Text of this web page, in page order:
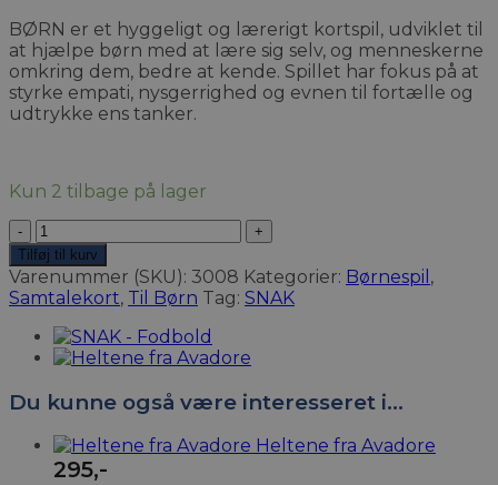
BØRN er et hyggeligt og lærerigt kortspil, udviklet til
at hjælpe børn med at lære sig selv, og menneskerne
omkring dem, bedre at kende. Spillet har fokus på at
styrke empati, nysgerrighed og evnen til fortælle og
udtrykke ens tanker.
Kun 2 tilbage på lager
SNAK
-
Børn
antal
Tilføj til kurv
Varenummer (SKU): 3008 Kategorier: Børnespil ,
Samtalekort, Til Børn Tag: SNAK
Du kunne også være interesseret i…
Heltene fra Avadore
295,-